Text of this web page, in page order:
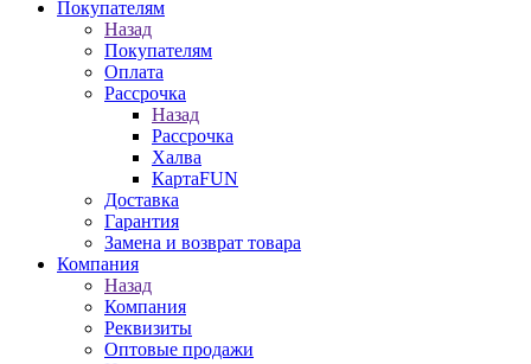
Покупателям
Назад
Покупателям
Оплата
Рассрочка
Назад
Рассрочка
Халва
КартаFUN
Доставка
Гарантия
Замена и возврат товара
Компания
Назад
Компания
Реквизиты
Оптовые продажи